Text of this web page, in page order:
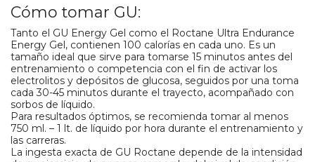
Cómo tomar GU:
Tanto el GU Energy Gel como el Roctane Ultra Endurance
Energy Gel, contienen 100 calorías en cada uno. Es un
tamaño ideal que sirve para tomarse 15 minutos antes del
entrenamiento o competencia con el fin de activar los
electrolitos y depósitos de glucosa, seguidos por una toma
cada 30-45 minutos durante el trayecto, acompañado con
sorbos de líquido.
Para resultados óptimos, se recomienda tomar al menos
750 ml. – 1 lt. de líquido por hora durante el entrenamiento y
las carreras.
La ingesta exacta de GU Roctane depende de la intensidad